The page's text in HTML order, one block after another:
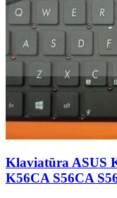
Klaviatūra ASUS
K56CA S56CA